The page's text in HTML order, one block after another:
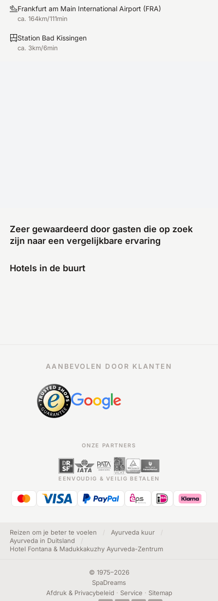
Frankfurt am Main International Airport (FRA)
ca. 164km/111min
Station Bad Kissingen
ca. 3km/6min
Zeer gewaardeerd door gasten die op zoek
zijn naar een vergelijkbare ervaring
Hotels in de buurt
AANBEVOLEN DOOR KLANTEN
ONZE PARTNERS
EENVOUDIG & VEILIG BETALEN
Reizen om je beter te voelen Ayurveda kuur
Ayurveda in Duitsland
Hotel Fontana & Madukkakuzhy Ayurveda-Zentrum
© 1975–2026
SpaDreams
Afdruk & Privacybeleid · Service · Sitemap